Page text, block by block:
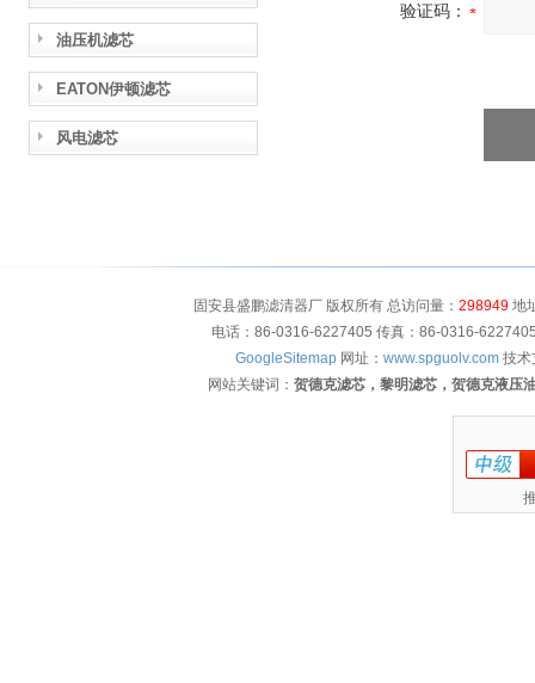
油压机滤芯
EATON伊顿滤芯
风电滤芯
验证码：
固安县盛鹏滤清器厂 版权所有 总访问量： 298949地
电话：86-0316-6227405 传真：86-0316-
GoogleSitemap 网址： www.spguolv.com 技术
网站关键词： 贺德克滤芯，黎明滤芯，贺德克液压